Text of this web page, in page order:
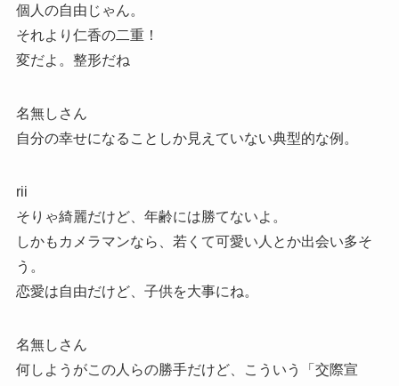
個人の自由じゃん。
それより仁香の二重！
変だよ。整形だね
名無しさん
自分の幸せになることしか見えていない典型的な例。
rii
そりゃ綺麗だけど、年齢には勝てないよ。
しかもカメラマンなら、若くて可愛い人とか出会い多そ
う。
恋愛は自由だけど、子供を大事にね。
名無しさん
何しようがこの人らの勝手だけど、こういう「交際宣